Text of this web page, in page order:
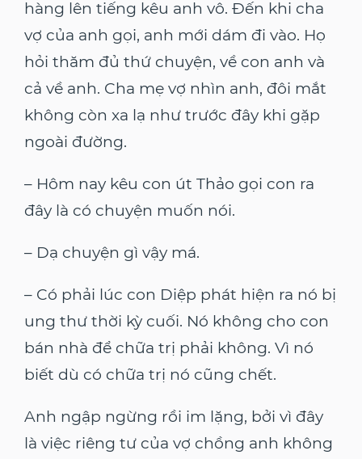
hàng lên tiếng kêu anh vô. Đến khi cha
vợ của anh gọi, anh mới dám đi vào. Họ
hỏi thăm đủ thứ chuyện, về con anh và
cả về anh. Cha mẹ vợ nhìn anh, đôi mắt
không còn xa lạ như trước đây khi gặp
ngoài đường.
– Hôm nay kêu con út Thảo gọi con ra
đây là có chuyện muốn nói.
– Dạ chuyện gì vậy má.
– Có phải lúc con Diệp phát hiện ra nó bị
ung thư thời kỳ cuối. Nó không cho con
bán nhà để chữa trị phải không. Vì nó
biết dù có chữa trị nó cũng chết.
Anh ngập ngừng rồi im lặng, bởi vì đây
là việc riêng tư của vợ chồng anh không